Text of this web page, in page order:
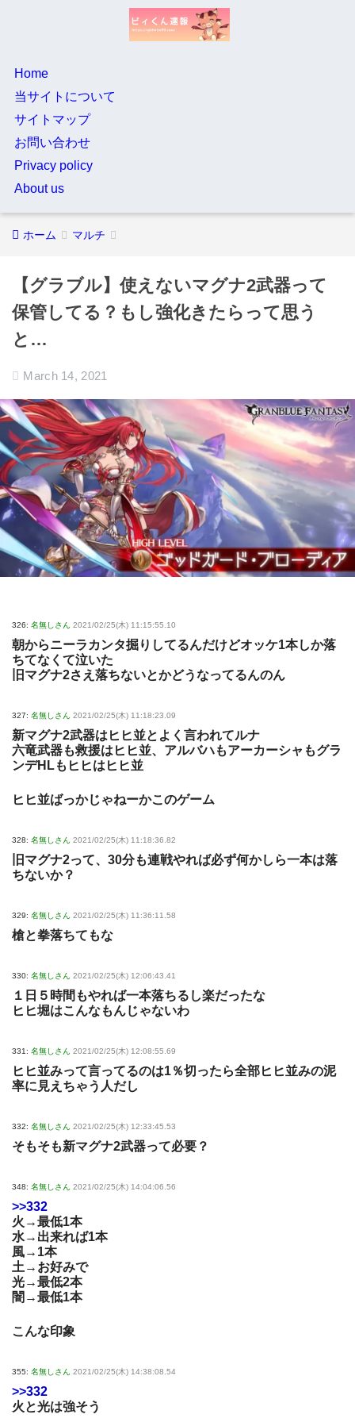
Home
当サイトについて
サイトマップ
お問い合わせ
Privacy policy
About us
ホーム マルチ
【グラブル】使えないマグナ2武器って
保管してる？もし強化きたらって思う
と…
March 14, 2021
326: 名無しさん 2021/02/25(木) 11:15:55.10
朝からニーラカンタ掘りしてるんだけどオッケ1本しか落
ちてなくて泣いた
旧マグナ2さえ落ちないとかどうなってるんのん
327: 名無しさん 2021/02/25(木) 11:18:23.09
新マグナ2武器はヒヒ並とよく言われてルナ
六竜武器も救援はヒヒ並、アルバハもアーカーシャもグラ
ンデHLもヒヒはヒヒ並
ヒヒ並ばっかじゃねーかこのゲーム
328: 名無しさん 2021/02/25(木) 11:18:36.82
旧マグナ2って、30分も連戦やれば必ず何かしら一本は落
ちないか？
329: 名無しさん 2021/02/25(木) 11:36:11.58
槍と拳落ちてもな
330: 名無しさん 2021/02/25(木) 12:06:43.41
１日５時間もやれば一本落ちるし楽だったな
ヒヒ堀はこんなもんじゃないわ
331: 名無しさん 2021/02/25(木) 12:08:55.69
ヒヒ並みって言ってるのは1％切ったら全部ヒヒ並みの泥
率に見えちゃう人だし
332: 名無しさん 2021/02/25(木) 12:33:45.53
そもそも新マグナ2武器って必要？
348: 名無しさん 2021/02/25(木) 14:04:06.56
>>332
火→最低1本
水→出来れば1本
風→1本
土→お好みで
光→最低2本
闇→最低1本
こんな印象
355: 名無しさん 2021/02/25(木) 14:38:08.54
>>332
火と光は強そう